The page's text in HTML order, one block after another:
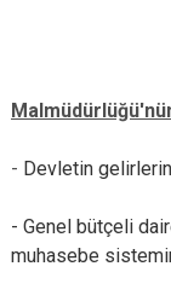
- Devletin
- Genel bütçeli
muhasebe